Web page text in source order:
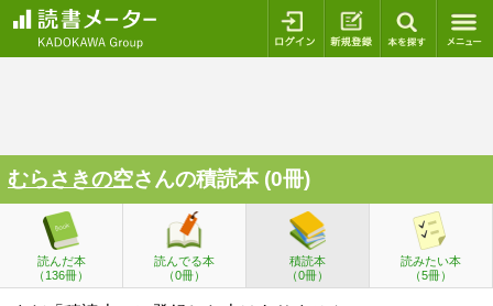
ログイン 新規登録
むらさきの空さんの積読本 (0冊)
読んだ本
（136冊）
読んでる本
（0冊）
積読本
（0冊）
読みたい本
（5冊）